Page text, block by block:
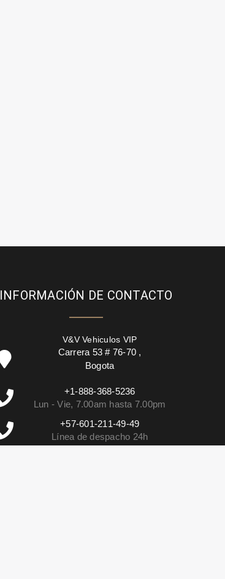
INFORMACIÓN DE CONTACTO
V&V Vehiculos VIP
Carrera 53 # 76-70 ,
Bogota
+1-888-368-5236
Lun - Vie, 7.00am hasta 7.00pm
+57-601-211-49-49
Línea de despacho 24h